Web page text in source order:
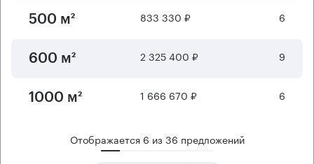
500 м² 833 330 ₽ 6
600 м² 2 325 400 ₽ 9
1000 м² 1 666 670 ₽ 6
Отображается 6 из36 предложений